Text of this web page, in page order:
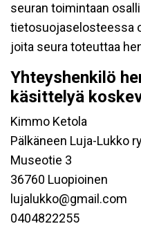
seuran toimintaan
tietosuojaselosteessa
joita seura toteuttaa
Yhteyshenkilö
käsittelyä
Kimmo Ketola
Pälkäneen Luja-Lukko
Museotie 3
36760 Luopioinen
lujalukko@gmail.com
0404822255